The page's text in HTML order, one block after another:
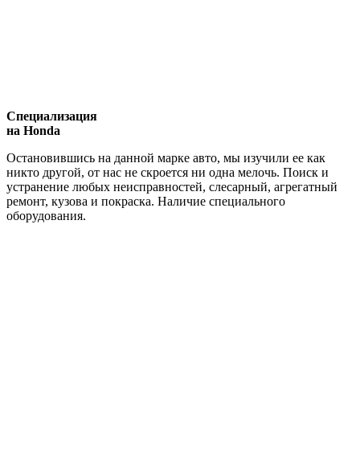
Специализация
на Honda
Остановившись на данной марке авто, мы изучили ее как
никто другой, от нас не скроется ни одна мелочь. Поиск и
устранение любых неисправностей, слесарный, агрегатный
ремонт, кузова и покраска. Наличие специального
оборудования.